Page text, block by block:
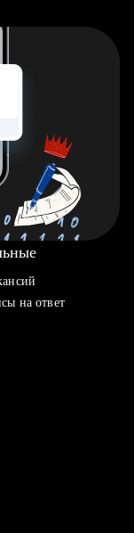
на ответ